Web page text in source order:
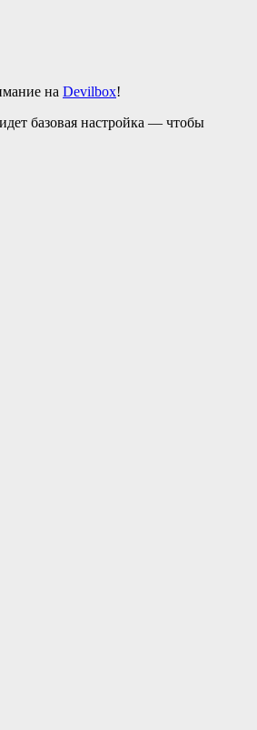
на Devilbox!
базовая настройка — чтобы